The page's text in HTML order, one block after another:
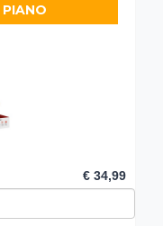
€ 34,99